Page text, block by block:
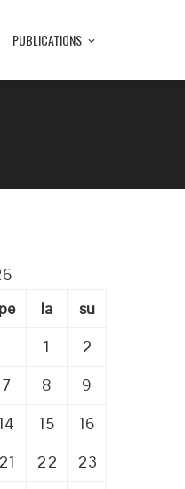
PUBLICATIONS
pe la
su
1
2
7 8
9
15
16
21 22
23